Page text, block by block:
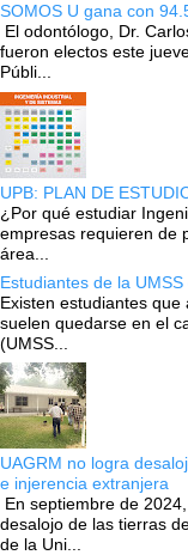
SOMOS U gana con
El odontólogo, Dr.
fueron electos este
Públi...
UPB: PLAN DE
¿Por qué estudiar
empresas requieren de
área...
Estudiantes de la
Existen estudiantes
suelen quedarse en el
(UMSS...
UAGRM no logra
e injerencia extranjera
En septiembre de
desalojo de las tierras
de la Uni...